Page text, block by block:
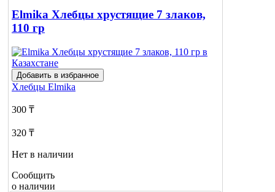
Elmika Хлебцы хрустящие 7 злаков,
110 гр
Добавить в избранное
Хлебцы Elmika
300 ₸
320 ₸
Нет в наличии
Сообщить
о наличии